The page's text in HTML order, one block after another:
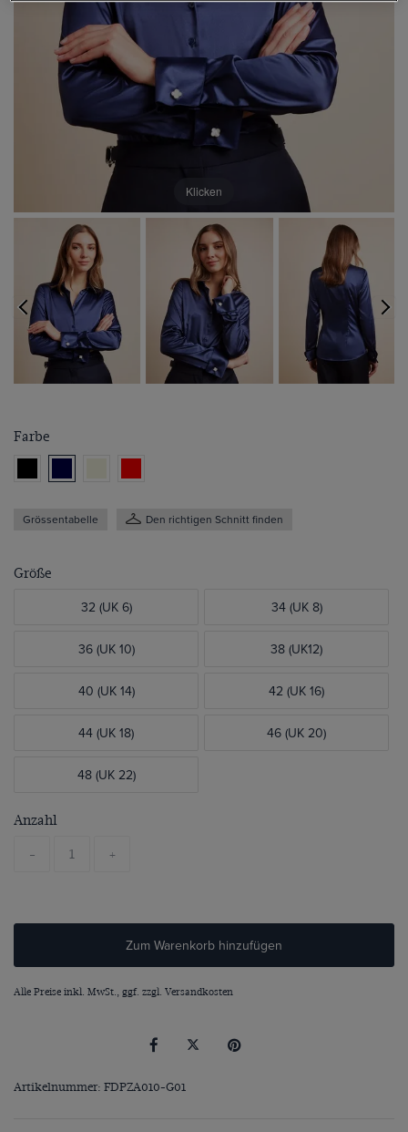
Klicken
Farbe
Grössentabelle Den richtigen Schnitt finden
Größe
32 (UK 6) 34 (UK 8)
36 (UK 10) 38 (UK12)
40 (UK 14) 42 (UK 16)
44 (UK 18) 46 (UK 20)
48 (UK 22)
Anzahl
- +
Zum Warenkorb hinzufügen
Alle Preise inkl. MwSt., ggf. zzgl. Versandkosten
Artikelnummer: FDPZA010-G01